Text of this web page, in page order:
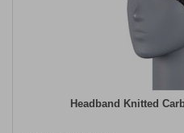
Headband Knitted